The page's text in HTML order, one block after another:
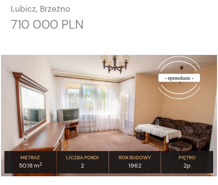
Lubicz, Brzeźno
710 000 PLN
METRAŻ
50.18 m2
LICZBA POKOI
2
ROK BUDOWY
1962
PIĘTRO
2p